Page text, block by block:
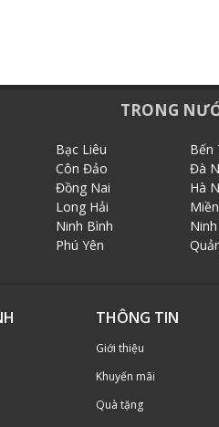
TRONG
Bạc Liêu Bến
Côn Đảo Đà
Đồng Nai Hà
Long Hải
Ninh Bình
Phú Yên
THÔNG TIN
Giới thiệu
Khuyến mãi
Quà tặng